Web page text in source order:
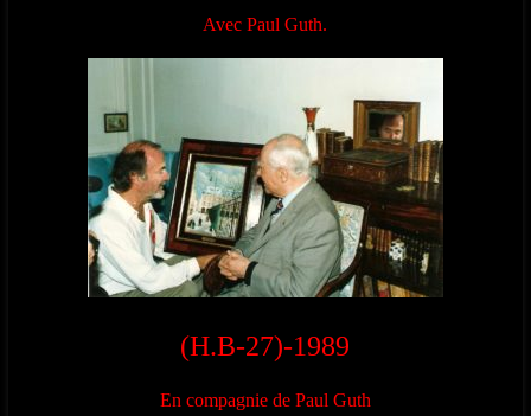
Avec Paul Guth.
(H.B-27)-1989
En compagnie de Paul Guth